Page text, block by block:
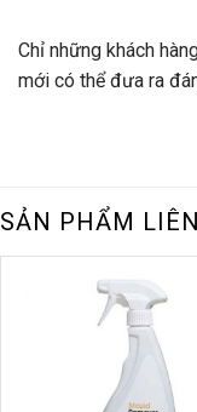
Chỉ những khách
mới có thể đưa ra
SẢN PHẨM